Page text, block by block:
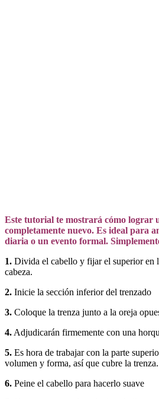
Este tutorial te mostrará cómo lograr
completamente nuevo. Es ideal para
diaria o un evento formal.
1. Divida el cabello y fijar el superior en
cabeza.
2. Inicie la sección inferior del trenzado
3. Coloque la trenza junto a la oreja
4. Adjudicarán firmemente con una
5. Es hora de trabajar con la parte
volumen y forma, así que cubre la trenza.
6. Peine el cabello para hacerlo suave